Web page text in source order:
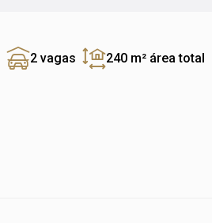
2 vagas 240 m² área total